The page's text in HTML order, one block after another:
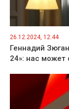
26.12.2024, 12:44
Геннадий
24»: нас может